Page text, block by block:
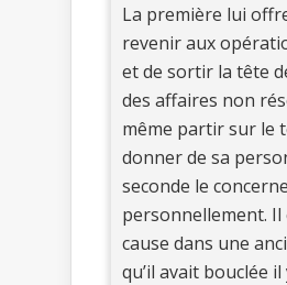
La première lui
revenir aux
et de sortir la tête
des affaires non
même partir sur le
donner de sa
seconde le concerne
personnellement. Il
cause dans une
qu’il avait bouclée